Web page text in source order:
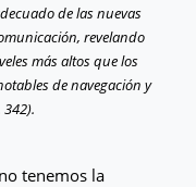
de las nuevas
revelando
más altos que los
de navegación y
tenemos la